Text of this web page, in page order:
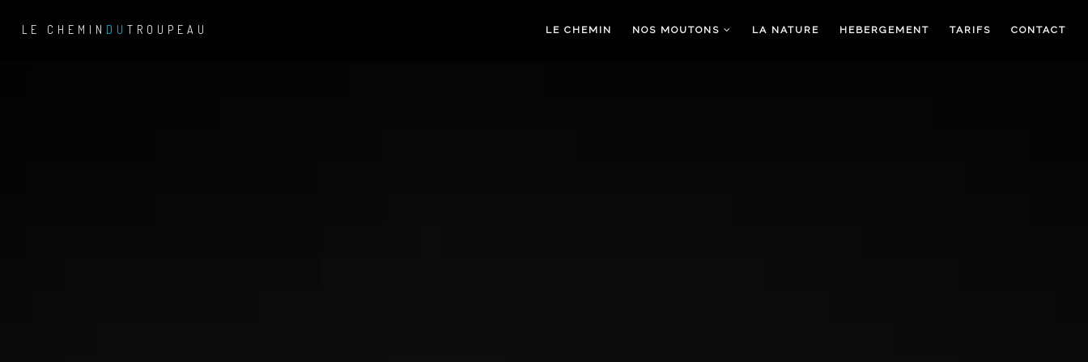
LE CHEMIN DU TROUPEAU LE CHEMIN NOS MOUTONS LA NATURE HEBERGEMENT TARIFS CONTACT